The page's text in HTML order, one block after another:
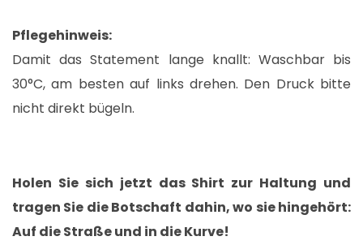
Pflegehinweis:
Damit das Statement lange knallt: Waschbar bis
30°C, am besten auf links drehen. Den Druck bitte
nicht direkt bügeln.
Holen Sie sich jetzt das Shirt zur Haltung und
tragen Sie die Botschaft dahin, wo sie hingehört:
Auf die Straße und in die Kurve!